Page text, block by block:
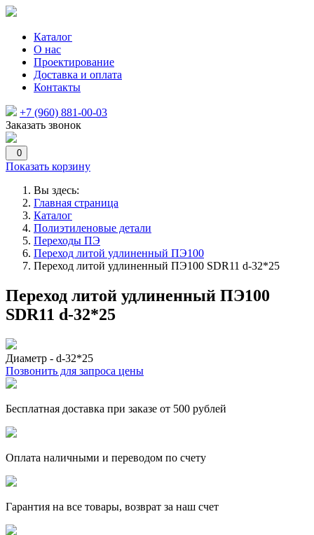
Каталог
О нас
Проектирование
Доставка и оплата
Контакты
+7 (960) 881-00-03
Заказать звонок
0
Показать корзину
Вы здесь:
Главная страница
Каталог
Полиэтиленовые детали
Переходы ПЭ
Переход литой удлиненный ПЭ100
Переход литой удлиненный ПЭ100 SDR11 d-32*25
Переход литой удлиненный ПЭ100
SDR11 d-32*25
Диаметр - d-32*25
Позвонить для запроса цены
Бесплатная доставка при заказе от 500 рублей
Оплата наличными и переводом по счету
Гарантия на все товары, возврат за наш счет